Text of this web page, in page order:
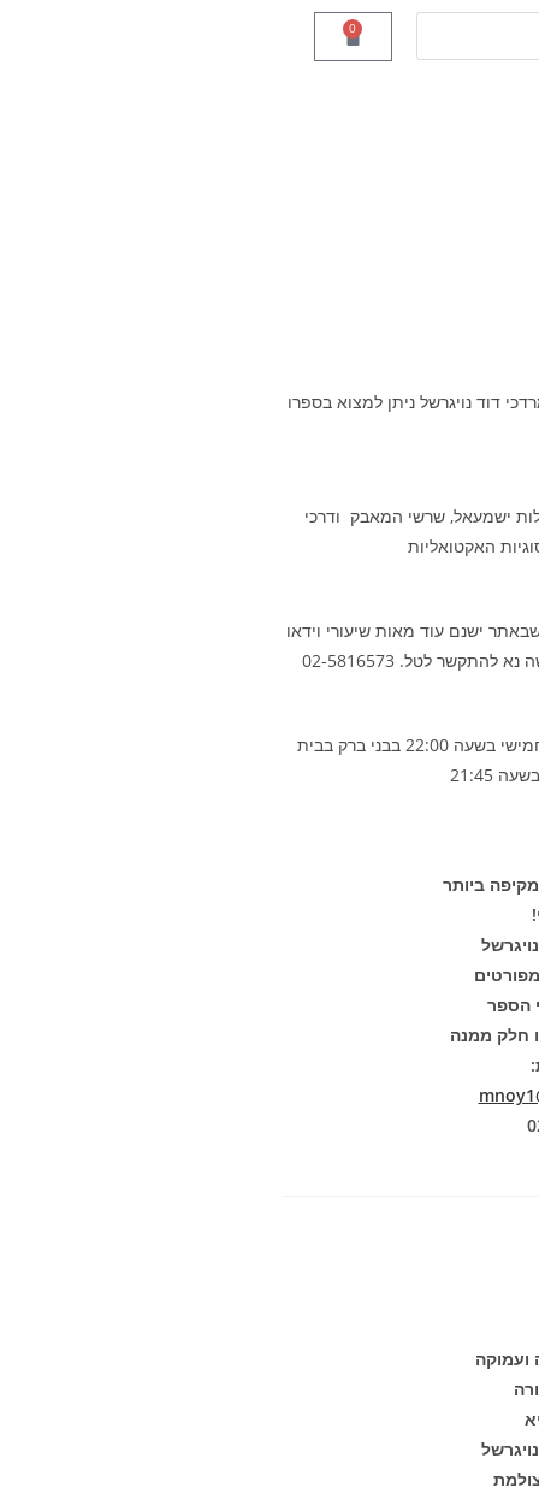
0
דוד נויגרשל ניתן למצוא בספרו
ישמעאל, שרשי המאבק ודרכי
האקטואליות
ישנם עוד מאות שיעורי וידאו
לטל. 02-5816573
השיעור השבועי של הרב נויגרשל מתקיים מידי יום חמישי בשעה 22:00 בבני ברק בבית
ביותר
הספר
חלק ממנה
ועמוקה